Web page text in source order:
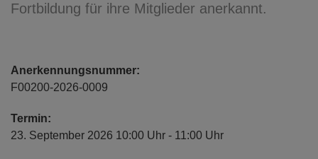
Fortbildung für ihre Mitglieder anerkannt.
Anerkennungsnummer:
F00200-2026-0009
Termin:
23. September 2026 10:00 Uhr - 11:00 Uhr